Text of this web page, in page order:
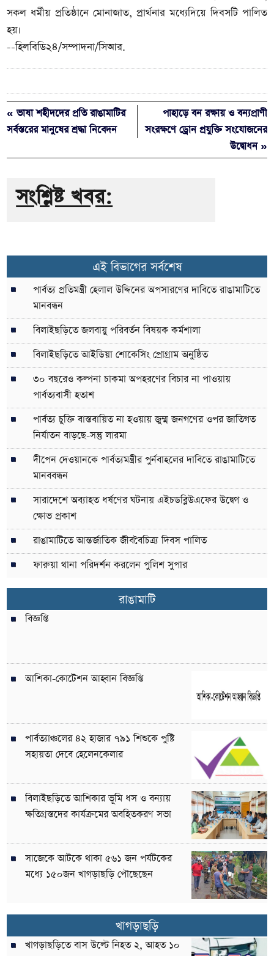
সকল ধর্মীয় প্রতিষ্ঠানে মোনাজাত, প্রার্থনার মধ্যেদিয়ে দিবসটি পালিত
হয়।
--হিলবিডি২৪/সম্পাদনা/সিআর.
« ভাষা শহীদদের প্রতি রাঙামাটির
সর্বস্তরের মানুষের শ্রদ্ধা নিবেদন
পাহাড়ে বন রক্ষায় ও বন্যপ্রাণী
সংরক্ষণে ড্রোন প্রযুক্তি সংযোজনের
উদ্বোধন »
সংশ্লিষ্ট খবর:
এই বিভাগের সর্বশেষ
পার্বত্য প্রতিমন্ত্রী হেলাল উদ্দিনের অপসারণের দাবিতে রাঙামাটিতে
মানবন্ধন
বিলাইছড়িতে জলবায়ু পরিবর্তন বিষয়ক কর্মশালা
বিলাইছড়িতে আইডিয়া শোকেসিং প্রোগ্রাম অনুষ্ঠিত
৩০ বছরেও কল্পনা চাকমা অপহরণের বিচার না পাওয়ায়
পার্বত্যবাসী হতাশ
পার্বত্য চুক্তি বাস্তবায়িত না হওয়ায় জুম্ম জনগণের ওপর জাতিগত
নির্যাতন বাড়ছে-সন্তু লারমা
দীপেন দেওয়ানকে পার্বত্যমন্ত্রীর পুর্নবাহলের দাবিতে রাঙামাটিতে
মানববন্ধন
সারাদেশে অব্যাহত ধর্ষণের ঘটনায় এইচডব্লিউএফের উদ্বেগ ও
ক্ষোভ প্রকাশ
রাঙামাটিতে আন্তর্জাতিক জীববৈচিত্র্য দিবস পালিত
ফারুয়া থানা পরিদর্শন করলেন পুলিশ সুপার
রাঙামাটি
বিজ্ঞপ্তি
আশিকা-কোটেশন আহ্বান বিজ্ঞপ্তি
পার্বত্যাঞ্চলের ৪২ হাজার ৭৯১ শিশুকে পুষ্টি
সহায়তা দেবে হেলেনকেলার
বিলাইছড়িতে আশিকার ভূমি ধস ও বন্যায়
ক্ষতিগ্রস্তদের কার্যক্রমের অবহিতকরণ সভা
সাজেকে আটকে থাকা ৫৬১ জন পর্যটকের
মধ্যে ১৫০জন খাগড়াছড়ি পৌছেছেন
খাগড়াছড়ি
খাগড়াছড়িতে বাস উল্টে নিহত ২, আহত ১০